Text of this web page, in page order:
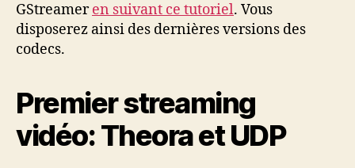
GStreameren suivant ce tutoriel. Vous
disposerez ainsi des dernières versions des
codecs.
Premier streaming
vidéo: Theora et UDP